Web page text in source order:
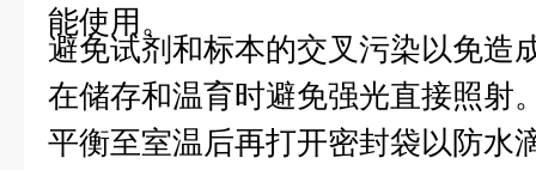
能使用。
避免试剂和标本的交叉污染以免造
在储存和温育时避免强光直接照射
平衡至室温后再打开密封袋以防水